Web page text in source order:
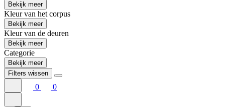
Bekijk meer
Kleur van het corpus
Bekijk meer
Kleur van de deuren
Bekijk meer
Categorie
Bekijk meer
Filters wissen
0 0